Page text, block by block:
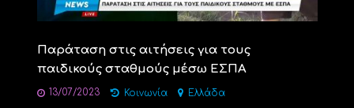
Παράταση στις αιτήσεις για τους
παιδικούς σταθμούς μέσω ΕΣΠΑ
13/07/2023 Κοινωνία Ελλάδα